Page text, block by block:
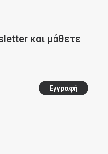
και μάθετε